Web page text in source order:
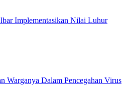
Implementasikan Nilai Luhur
Warganya Dalam Pencegahan Virus